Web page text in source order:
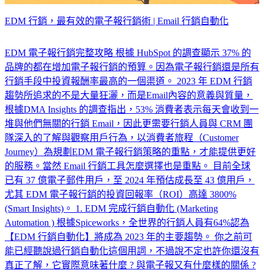
EDM 行銷，最有效的電子報行銷術 | Email 行銷自動化
EDM 電子報行銷完整攻略 根據 HubSpot 的調查顯示 37% 的
品牌的都在增加電子報行銷的預算。因為電子報行銷還是所有
行銷手段中投資報酬率最高的一個渠道。 2023 年 EDM 行銷
趨勢所追求的不是大量狂灑，而是Email內容的意義與質量，
根據DMA Insights 的調查指出，53% 消費者表示每天會收到一
堆與他們無關的行銷 Email，因此更需要行銷人員與 CRM 團
隊深入的了解與觀察用戶行為，以消費者旅程（Customer
Journey）為規劃EDM 電子報行銷策略的重點，才能提供更好
的服務。當然 Email 行銷工具怎麼選擇也是重點。 目前全球
已有 37 億電子郵件用戶，至 2024 年預估成長至 43 億用戶，
尤其 EDM 電子報行銷的投資回報率（ROI）高達 3800%
(Smart Insights)。 1. EDM 完成行銷自動化 (Marketing
Automation ) 根據Spiceworks，全世界的行銷人員有64%認為
【EDM 行銷自動化】將成為 2023 年的主要趨勢。 你之前可
能已經聽說過行銷自動化這個用詞，不過說不定也許你還沒有
真正了解，它實際意味著什麼 ? 與電子報又有什麼樣的關係 ?